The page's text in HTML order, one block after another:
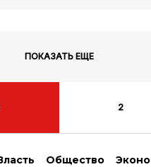
ПОКАЗАТЬ ЕЩЕ
2
Общество